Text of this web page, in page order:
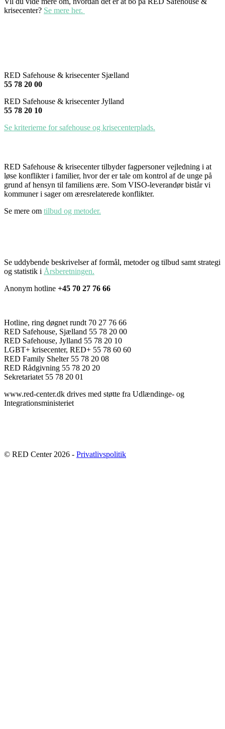
krisecenter? Se mere her.
RED Safehouse & krisecenter Sjælland
55 78 20 00
RED Safehouse & krisecenter Jylland
55 78 20 10
Se kriterierne for safehouse og krisecenterplads.
RED Safehouse & krisecenter tilbyder fagpersoner vejledning i at
løse konflikter i familier, hvor der er tale om kontrol af de unge på
grund af hensyn til familiens ære. Som VISO-leverandør bistår vi
kommuner i sager om æresrelaterede konflikter.
Se mere om tilbud og metoder.
Se uddybende beskrivelser af formål, metoder og tilbud samt strategi
og statistik i Årsberetningen.
Anonym hotline +45 70 27 76 66
Hotline, ring døgnet rundt 70 27 76 66
RED Safehouse, Sjælland 55 78 20 00
RED Safehouse, Jylland 55 78 20 10
LGBT+ krisecenter, RED+ 55 78 60 60
RED Family Shelter 55 78 20 08
RED Rådgivning 55 78 20 20
Sekretariatet 55 78 20 01
www.red-center.dk drives med støtte fra Udlændinge- og
Integrationsministeriet
© RED Center 2026 - Privatlivspolitik